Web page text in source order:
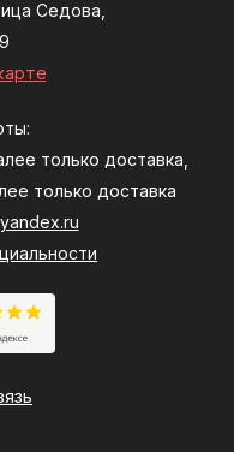
Седова,
только доставка,
только доставка